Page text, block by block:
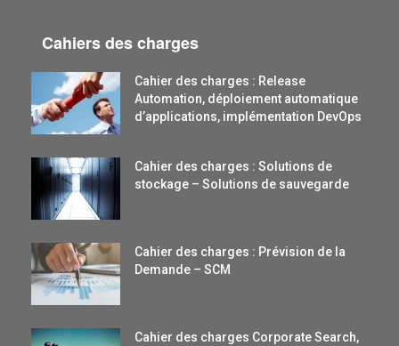
Cahiers des charges
Cahier des charges : Release
Automation, déploiement automatique
d’applications, implémentation DevOps
Cahier des charges : Solutions de
stockage – Solutions de sauvegarde
Cahier des charges : Prévision de la
Demande – SCM
Cahier des charges Corporate Search,